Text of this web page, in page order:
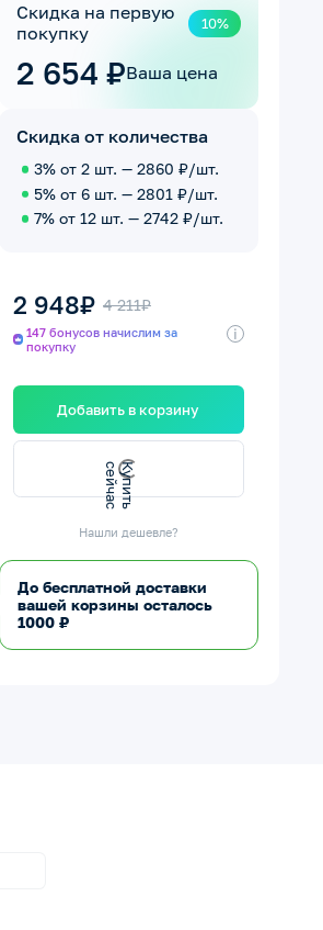
Скидка на первую
покупку
10%
2 654 ₽Ваша цена
Скидка от количества
3% от 2 шт. — 2860 ₽/шт.
5% от 6 шт. — 2801 ₽/шт.
7% от 12 шт. — 2742 ₽/шт.
2 948₽ 4 211₽
147 бонусов начислим за
покупку
i
Добавить в корзину
К
у
п
и
т
ь
с
е
й
ч
а
с
Нашли дешевле?
До бесплатной доставки
вашей корзины осталось
1000 ₽